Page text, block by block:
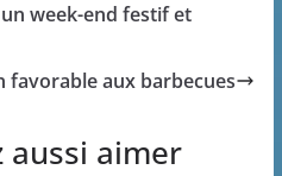
week-end festif et
favorable aux barbecues
aussi aimer